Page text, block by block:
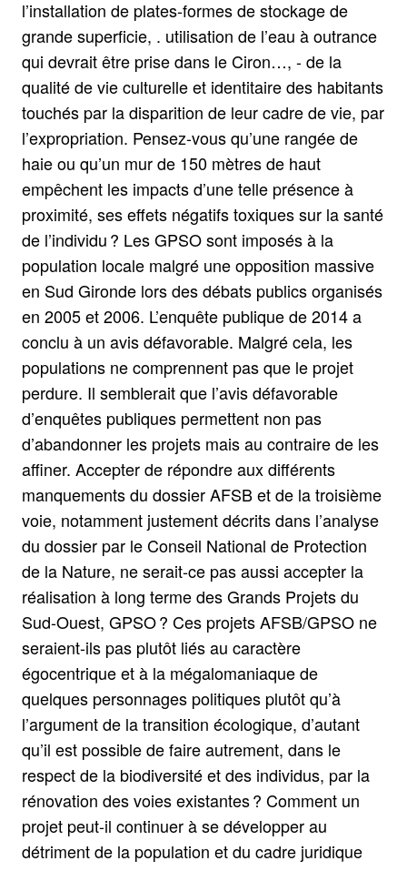
l’installation de plates-formes de stockage de
grande superficie, . utilisation de l’eau à outrance
qui devrait être prise dans le Ciron…, - de la
qualité de vie culturelle et identitaire des habitants
touchés par la disparition de leur cadre de vie, par
l’expropriation. Pensez-vous qu’une rangée de
haie ou qu’un mur de 150 mètres de haut
empêchent les impacts d’une telle présence à
proximité, ses effets négatifs toxiques sur la santé
de l’individu ? Les GPSO sont imposés à la
population locale malgré une opposition massive
en Sud Gironde lors des débats publics organisés
en 2005 et 2006. L’enquête publique de 2014 a
conclu à un avis défavorable. Malgré cela, les
populations ne comprennent pas que le projet
perdure. Il semblerait que l’avis défavorable
d’enquêtes publiques permettent non pas
d’abandonner les projets mais au contraire de les
affiner. Accepter de répondre aux différents
manquements du dossier AFSB et de la troisième
voie, notamment justement décrits dans l’analyse
du dossier par le Conseil National de Protection
de la Nature, ne serait-ce pas aussi accepter la
réalisation à long terme des Grands Projets du
Sud-Ouest, GPSO ? Ces projets AFSB/GPSO ne
seraient-ils pas plutôt liés au caractère
égocentrique et à la mégalomaniaque de
quelques personnages politiques plutôt qu’à
l’argument de la transition écologique, d’autant
qu’il est possible de faire autrement, dans le
respect de la biodiversité et des individus, par la
rénovation des voies existantes ? Comment un
projet peut-il continuer à se développer au
détriment de la population et du cadre juridique